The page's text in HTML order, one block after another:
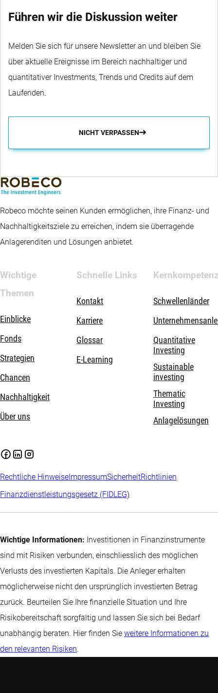
Führen wir die Diskussion weiter
Melden Sie sich für unsere Newsletter an und bleiben Sie
über aktuelle Ereignisse im Bereich nachhaltiger und
quantitativer Investments, Trends und Credits auf dem
Laufenden.
NICHT VERPASSEN
Robeco möchte seinen Kunden ermöglichen, ihre Finanz- und
Nachhaltigkeitsziele zu erreichen, indem sie überragende
Anlagerenditen und Lösungen anbietet.
Wichtige
Themen
Einblicke
Fonds
Strategien
Chancen
Nachhaltigkeit
Über uns
Schnelle Links
Kontakt
Karriere
Glossar
E-Learning
Schwellenländer
Quantitative
Investing
Sustainable
investing
Thematic
Investing
Anlagelösungen
Rechtliche HinweiseImpressumSicherheitRichtlinien
Finanzdienstleistungsgesetz (FIDLEG)
Wichtige Informationen: Investitionen in Finanzinstrumente
sind mit Risiken verbunden, einschliesslich des möglichen
Verlusts des investierten Kapitals. Die Anleger erhalten
möglicherweise nicht den ursprünglich investierten Betrag
zurück. Beurteilen Sie Ihre finanzielle Situation und Ihre
Risikobereitschaft sorgfältig und lassen Sie sich bei Bedarf
unabhängig beraten. Hier finden Sie weitere Informationen zu
den relevanten Risiken.